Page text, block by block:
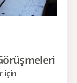
için